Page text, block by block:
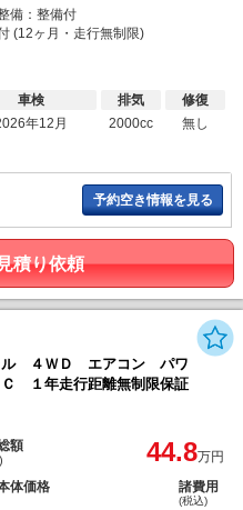
備：整備付
(12ヶ月・走行無制限)
車検
年12月
排気
2000cc
修復
無し
予約空き情報を見る
積り依頼
ル ４ＷＤ エアコン パワ
１年走行距離無制限保証
額 44.8万円
体価格
諸費用
(税込)